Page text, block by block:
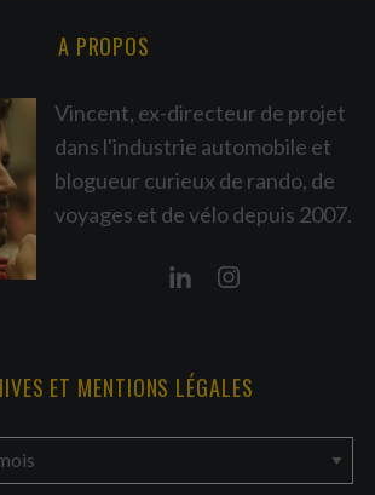
A PROPOS
Vincent, ex-directeur de projet
dans l'industrie automobile et
blogueur curieux de rando, de
voyages et de vélo depuis 2007.
ET MENTIONS LÉGALES